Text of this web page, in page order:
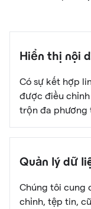
Hiển thị nội
Có sự kết hợp
được điều chỉnh
trộn đa phương
Quản lý dữ
Chúng tôi cung
chỉnh, tệp tin,